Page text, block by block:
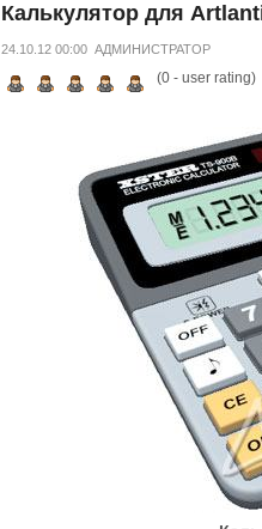
Калькулятор для
24.10.12 00:00 АДМИНИСТРАТОР
(0- user rating)